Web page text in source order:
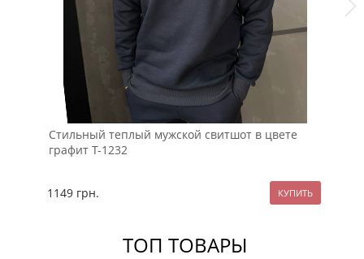
Стильный теплый мужской свитшот в цвете
графит Т-1232
1149 грн.
ТОП ТОВАРЫ